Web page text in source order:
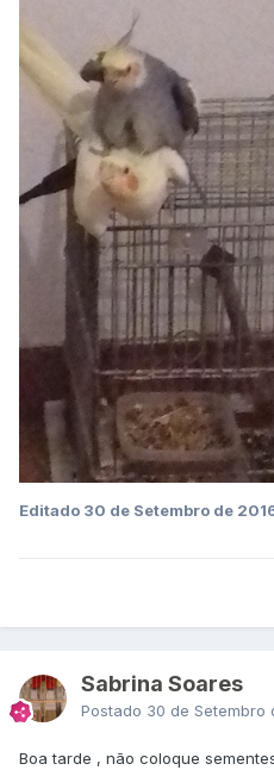
Editado 30 de Setembro de
Sabrina Soares
Postado 30 de Setembro
Boa tarde , não coloque